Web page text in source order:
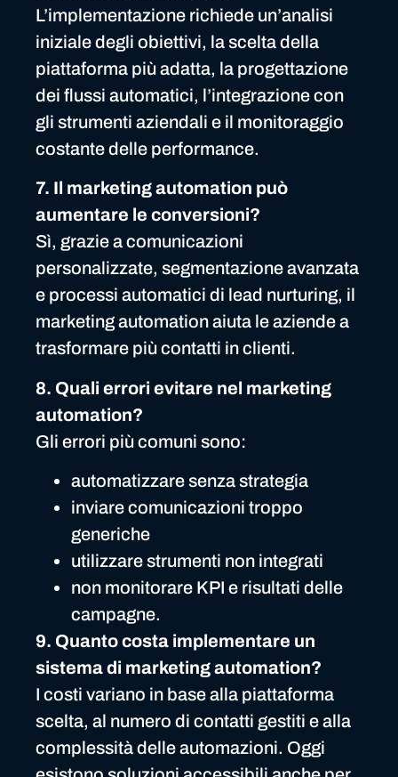
L’implementazione richiede un’analisi
iniziale degli obiettivi, la scelta della
piattaforma più adatta, la progettazione
dei flussi automatici, l’integrazione con
gli strumenti aziendali e il monitoraggio
costante delle performance.
7. Il marketing automation può
aumentare le conversioni?
Sì, grazie a comunicazioni
personalizzate, segmentazione avanzata
e processi automatici di lead nurturing, il
marketing automation aiuta le aziende a
trasformare più contatti in clienti.
8. Quali errori evitare nel marketing
automation?
Gli errori più comuni sono:
automatizzare senza strategia
inviare comunicazioni troppo
generiche
utilizzare strumenti non integrati
non monitorare KPI e risultati delle
campagne.
9. Quanto costa implementare un
sistema di marketing automation?
I costi variano in base alla piattaforma
scelta, al numero di contatti gestiti e alla
complessità delle automazioni. Oggi